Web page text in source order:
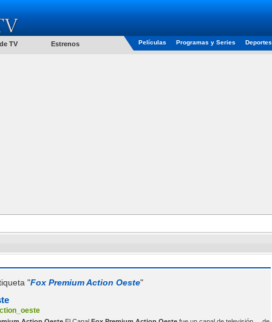
TV Estrenos Películas Programas y Series Deportes
"Fox Premium Action Oeste"